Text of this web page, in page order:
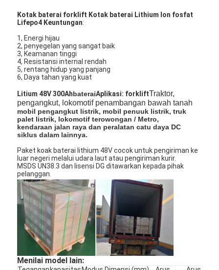
Rumah
Produk
Tentang kami
Tur Pabrik
Kontrol kualitas
Berat (kg)
400
Kotak baterai forklift Kotak baterai Lithium Ion fosfat
Lifepo4 Keuntungan:
1, Energi hijau
2, penyegelan yang sangat baik
3, Keamanan tinggi
4, Resistansi internal rendah
5, rentang hidup yang panjang
6, Daya tahan yang kuat
Litium 48V 300AhbateraiAplikasi: forkliftTraktor,
pengangkut, lokomotif penambangan bawah tanah
mobil pengangkut listrik, mobil penuuk listrik, truk
palet listrik, lokomotif terowongan / Metro,
kendaraan jalan raya dan peralatan catu daya DC
siklus dalam lainnya.
Paket koak baterai lithium 48V cocok untuk pengiriman ke
luar negeri melalui udara laut atau pengiriman kurir.
MSDS UN38.3 dan lisensi DG ditawarkan kepada pihak
pelanggan.
Menilai model lain: